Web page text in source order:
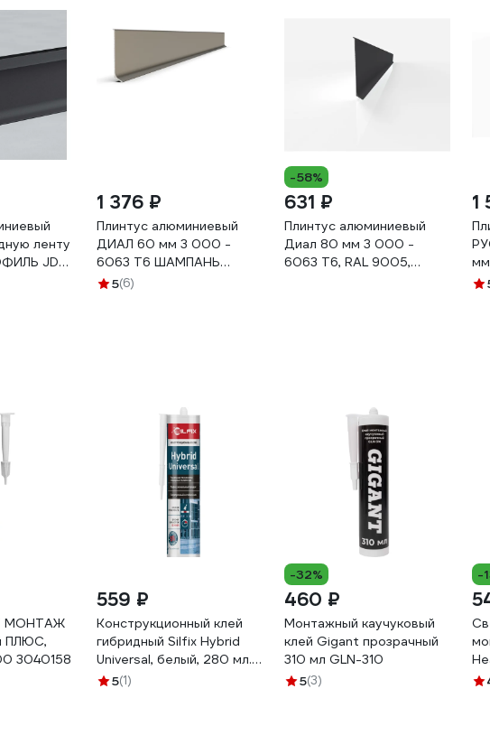
ленту
JD
1 376 ₽
Плинтус алюминиевый
ДИАЛ 60 мм 3 000 -
6063 Т6 ШАМПАНЬ
матовая 4687207099417
5(6)
-58%
631 ₽
Плинтус алюминиевый
Диал 80 мм 3 000 -
6063 Т6, RAL 9005,
1
МОНТАЖ
ПЛЮС,
3040158
559 ₽
Конструкционный клей
гибридный Silfix Hybrid
Universal, белый, 280 мл.
SHUW280
5(1)
-32%
460 ₽
Монтажный каучуковый
клей Gigant прозрачный
310 мл GLN-310
5(3)
-